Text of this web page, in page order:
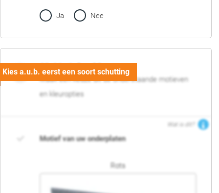
Ja Nee
02. Motief en kleur
Maak een keuze uit de onderstaande motieven
en kleuropties
Wat is dit?
Motief van uw onderplaten
Rots